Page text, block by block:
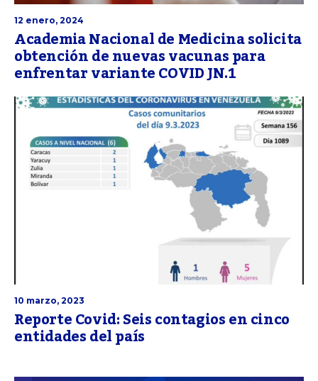
12 enero, 2024
Academia Nacional de Medicina solicita
obtención de nuevas vacunas para
enfrentar variante COVID JN.1
10 marzo, 2023
Reporte Covid: Seis contagios en cinco
entidades del país